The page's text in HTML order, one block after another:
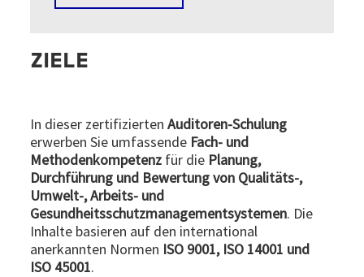
ZIELE
In dieser zertifiziertenAuditoren-Schulung
erwerben Sie umfassende Fach- und
Methodenkompetenz für die Planung,
Durchführung und Bewertung von Qualitäts-,
Umwelt-, Arbeits- und
Gesundheitsschutzmanagementsystemen. Die
Inhalte basieren auf den international
anerkannten Normen ISO 9001, ISO 14001 und
ISO 45001.